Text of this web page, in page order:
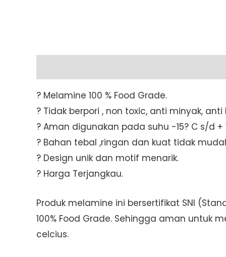
? Melamine 100 % Food Grade.
? Tidak berpori , non toxic, anti minyak,
? Aman digunakan pada suhu -15? C s/d +
? Bahan tebal ,ringan dan kuat tidak
? Design unik dan motif menarik.
? Harga Terjangkau.
Produk melamine ini bersertifikat SNI
100% Food Grade. Sehingga aman untuk
celcius.